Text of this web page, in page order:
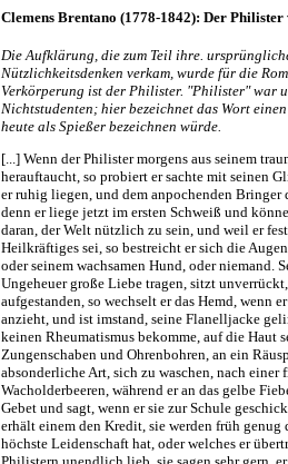
Clemens Brentano (1778-1842): Der
Die Aufklärung, die zum Teil ihre.
Nützlichkeitsdenken verkam, wurde für die
Verkörperung ist der Philister. "Philister" war
Nichtstudenten; hier bezeichnet das Wort
heute als Spießer bezeichnen würde.
[...] Wenn der Philister morgens aus seinem
herauftaucht, so probiert er sachte mit seinen
er ruhig liegen, und dem anpochenden Bringer
denn er liege jetzt im ersten Schweiß und
daran, der Welt nützlich zu sein, und weil er
Heilkräftiges sei, so bestreicht er sich die
oder seinem wachsamen Hund, oder niemand.
Ungeheuer große Liebe tragen, sitzt
aufgestanden, so wechselt er das Hemd, wenn
anzieht, und ist imstand, seine Flanelljacke
keinen Rheumatismus bekomme, auf die Haut
Zungenschaben und Ohrenbohren, an ein
absonderliche Art, sich zu waschen, nach
Wacholderbeeren, während er an das gelbe
Gebet und sagt, wenn er sie zur Schule
erhält einem den Kredit, sie werden früh genug
höchste Leidenschaft hat, oder welches er